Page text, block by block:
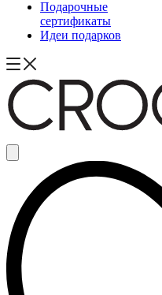
Подарочные
сертификаты
Идеи подарков